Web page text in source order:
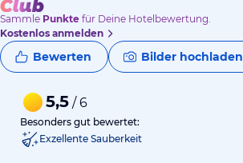
Sammle Punkte für Deine Hotelbewertung.
Kostenlos anmelden
Bewerten Bilder hochladen
5,5 / 6
Besonders gut bewertet:
Exzellente Sauberkeit